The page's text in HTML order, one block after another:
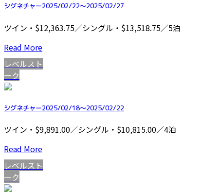
シグネチャー2025/02/22～2025/02/27
ツイン・$12,363.75／シングル・$13,518.75／5泊
Read More
レベルスト
ーク
シグネチャー2025/02/18～2025/02/22
ツイン・$9,891.00／シングル・$10,815.00／4泊
Read More
レベルスト
ーク